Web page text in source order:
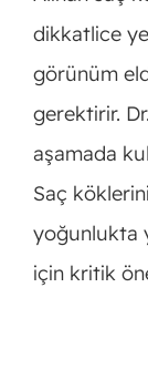
dikkatlice
görünüm
gerektirir.
aşamada
Saç
yoğunlukta
için kritik